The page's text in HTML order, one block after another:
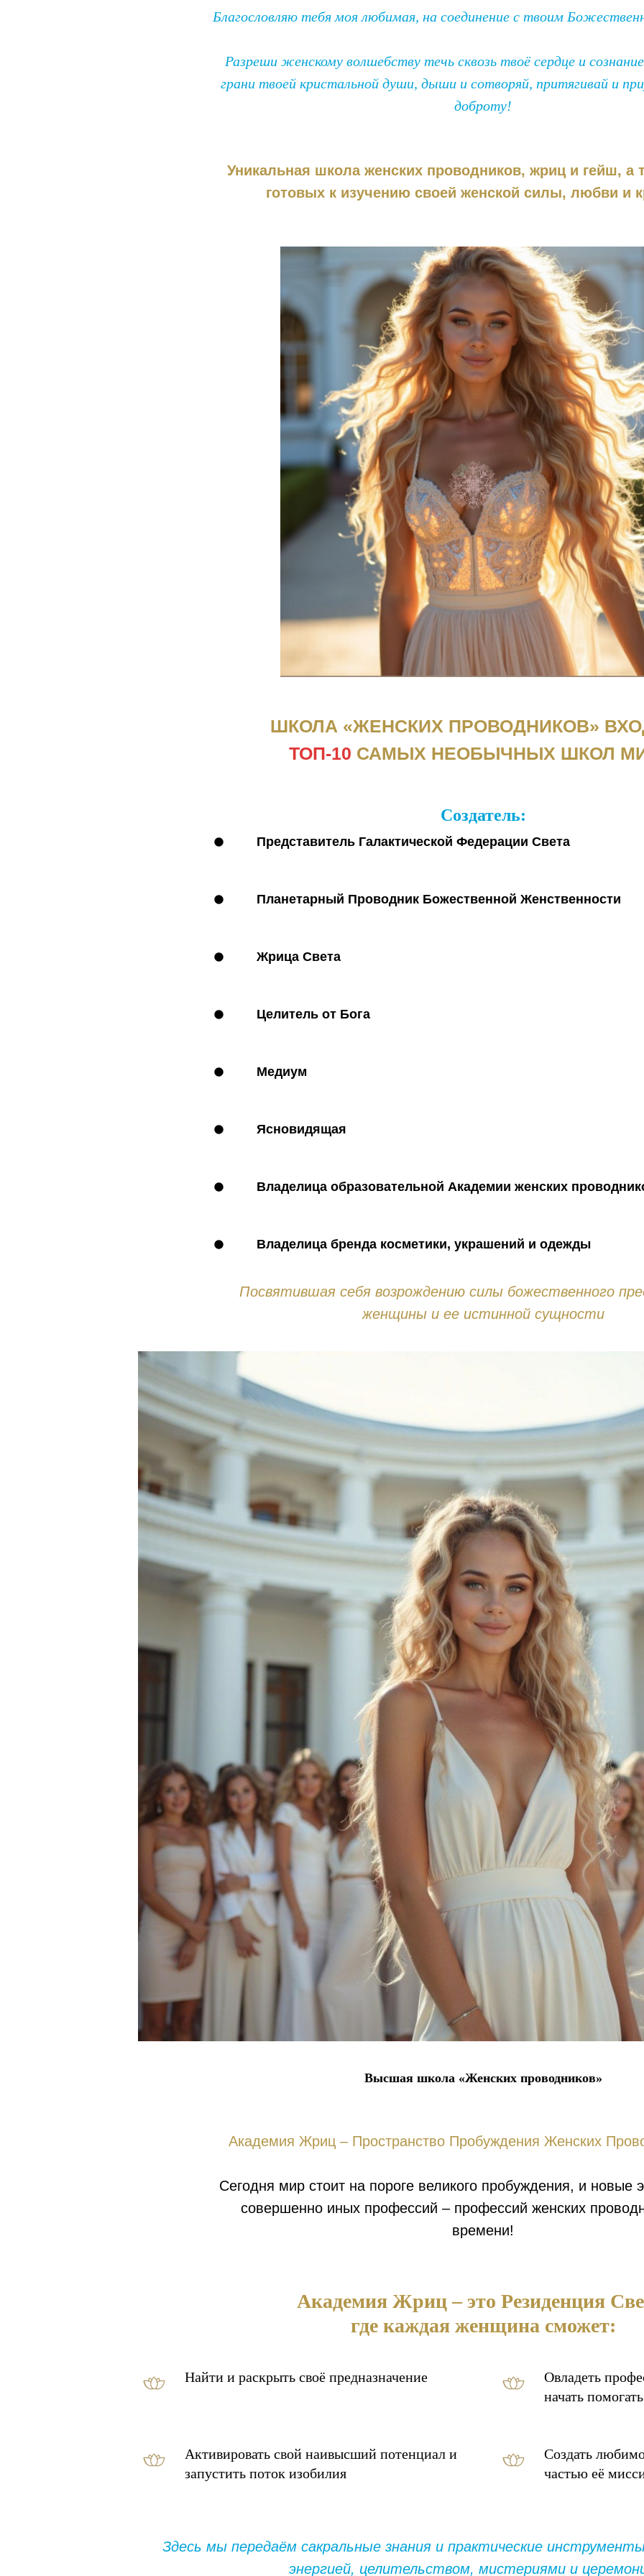
Благословляю тебя моя любимая, на соединение с твоим
Разреши женскому волшебству течь сквозь твоё сердце и
грани твоей кристальной души, дыши и сотворяй, притягивай и
доброту!
Уникальная школа женских проводников, жриц и гейш, а
готовых к изучению своей женской силы, любви и
ШКОЛА «ЖЕНСКИХ ПРОВОДНИКОВ»
ТОП-10 САМЫХ НЕОБЫЧНЫХ ШКОЛ
Создатель:
Представитель Галактической Федерации Света
Планетарный Проводник Божественной Женственности
Жрица Света
Целитель от Бога
Медиум
Ясновидящая
Владелица образовательной Академии женских
Владелица бренда косметики, украшений и одежды
Посвятившая себя возрождению силы божественного
женщины и ее истинной сущности
Высшая школа «Женских проводников»
Академия Жриц – Пространство Пробуждения Женских
Сегодня мир стоит на пороге великого пробуждения, и новые
совершенно иных профессий – профессий женских
времени!
Академия Жриц – это Резиденция
где каждая женщина сможет:
Найти и раскрыть своё предназначение
Овладеть
начать
Активировать свой наивысший потенциал и
запустить поток изобилия
Создать
частью её
Здесь мы передаём сакральные знания и практические
энергией, целительством, мистериями и